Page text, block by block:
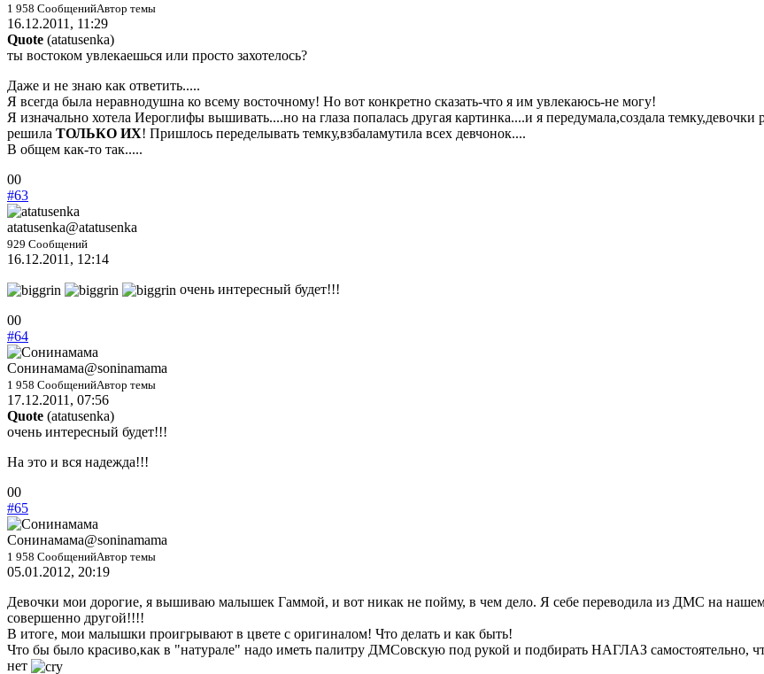
1 958 СообщенийАвтор темы
16.12.2011, 11:29
Quote (atatusenka)
ты востоком увлекаешься или просто захотелось?
Даже и не знаю как ответить.....
Я всегда была неравнодушна ко всему восточному! Но вот конкретно сказать-что я им увлекаюсь-не могу!
Я изначально хотела Иероглифы вышивать....но на глаза попалась другая картинка....и я передумала,создала
решила ТОЛЬКО ИХ! Пришлось переделывать темку,взбаламутила всех девчонок....
В общем как-то так.....
Голосуйте
-
палец
вниз.
0Голосуйте
-
палец
вверх.
0
#63
atatusenka@atatusenka
929 Сообщений
16.12.2011, 12:14
очень интересный будет!!!
Голосуйте
-
палец
вниз.
0Голосуйте
-
палец
вверх.
0
#64
Сонинамама@soninamama
1 958 СообщенийАвтор темы
17.12.2011, 07:56
Quote (atatusenka)
очень интересный будет!!!
На это и вся надежда!!!
Голосуйте
-
палец
вниз.
0Голосуйте
-
палец
вверх.
0
#65
Сонинамама@soninamama
1 958 СообщенийАвтор темы
05.01.2012, 20:19
Девочки мои дорогие, я вышиваю малышек Гаммой, и вот никак не пойму, в чем дело. Я себе переводила из ДМС на
совершенно другой!!!!
В итоге, мои малышки проигрывают в цвете с оригиналом! Что делать и как быть!
Что бы было красиво,как в "натурале" надо иметь палитру ДМСовскую под рукой и подбирать НАГЛАЗ самостоятельно,
нет